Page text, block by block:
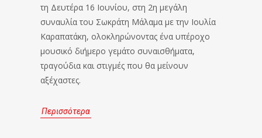
τη Δευτέρα 16 Ιουνίου, στη 2η μεγάλη
συναυλία του Σωκράτη Μάλαμα με την Ιουλία
Καραπατάκη, ολοκληρώνοντας ένα υπέροχο
μουσικό διήμερο γεμάτο συναισθήματα,
τραγούδια και στιγμές που θα μείνουν
αξέχαστες.
Περισσότερα